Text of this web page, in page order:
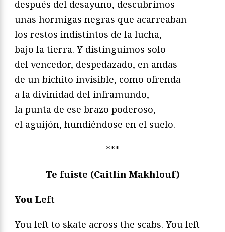
después del desayuno, descubrimos
unas hormigas negras que acarreaban
los restos indistintos de la lucha,
bajo la tierra. Y distinguimos solo
del vencedor, despedazado, en andas
de un bichito invisible, como ofrenda
a la divinidad del inframundo,
la punta de ese brazo poderoso,
el aguijón, hundiéndose en el suelo.
***
Te fuiste (Caitlin Makhlouf)
You Left
You left to skate across the scabs. You left